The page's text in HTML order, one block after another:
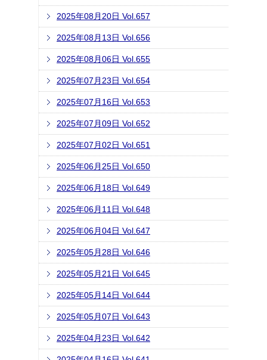
2025年08月20日 Vol.657
2025年08月13日 Vol.656
2025年08月06日 Vol.655
2025年07月23日 Vol.654
2025年07月16日 Vol.653
2025年07月09日 Vol.652
2025年07月02日 Vol.651
2025年06月25日 Vol.650
2025年06月18日 Vol.649
2025年06月11日 Vol.648
2025年06月04日 Vol.647
2025年05月28日 Vol.646
2025年05月21日 Vol.645
2025年05月14日 Vol.644
2025年05月07日 Vol.643
2025年04月23日 Vol.642